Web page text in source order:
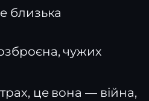
близька
чужих
це вона — війна,